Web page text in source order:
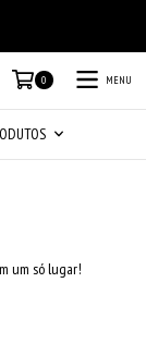
0 MENU
um só lugar!